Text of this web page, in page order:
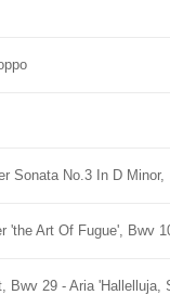
Sonata No.3 In D
'the Art Of Fugue', Bwv
Bwv 29 - Aria